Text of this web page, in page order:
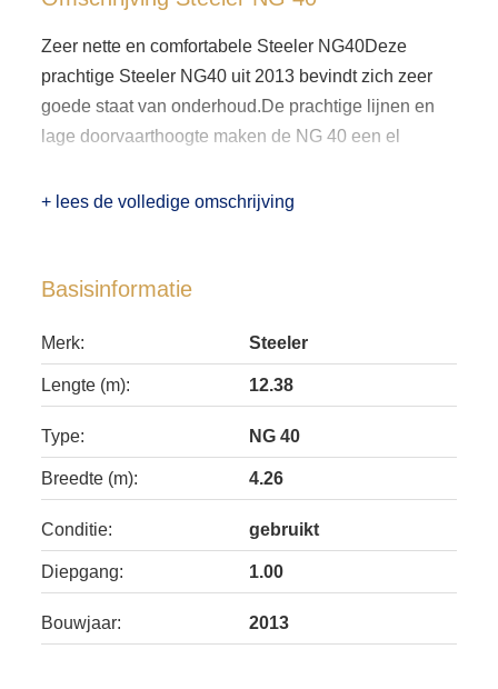
Zeer nette en comfortabele Steeler NG40Deze
prachtige Steeler NG40 uit 2013 bevindt zich zeer
goede staat van onderhoud.De prachtige lijnen en
lage doorvaarthoogte maken de NG 40 een el
+ lees de volledige omschrijving
Basisinformatie
Merk: Steeler
Lengte (m): 12.38
Type: NG 40
Breedte (m): 4.26
Conditie: gebruikt
Diepgang: 1.00
Bouwjaar: 2013